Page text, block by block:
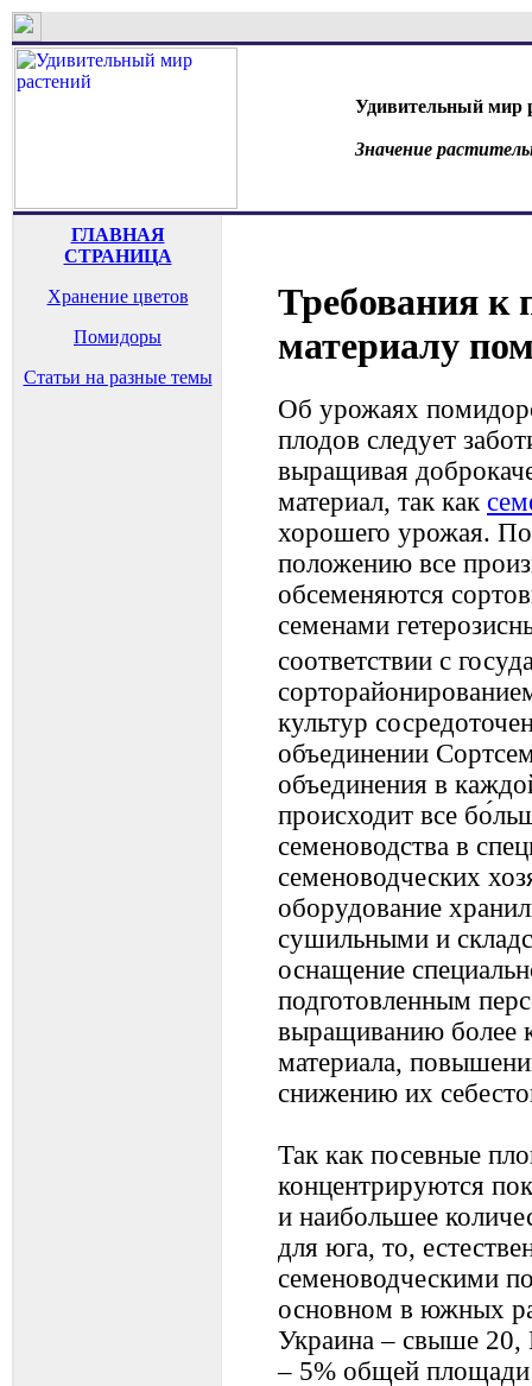
Удивительный мир
Значение
ГЛАВНАЯ
СТРАНИЦА
Хранение цветов
Помидоры
Статьи на разные темы
Требования к
материалу
Об урожаях
плодов следует
выращивая
материал, так как
хорошего урожая.
положению все
обсеменяются
семенами
соответствии с
культур
объединении
объединения в
происходит все
семеноводства в
семеноводческих
оборудование
сушильными и
оснащение
подготовленным
выращиванию более
материала,
снижению их
Так как посевные
концентрируются
и наибольшее
для юга, то,
семеноводческими
основном в южных
Украина – свыше 20,
– 5% общей площади